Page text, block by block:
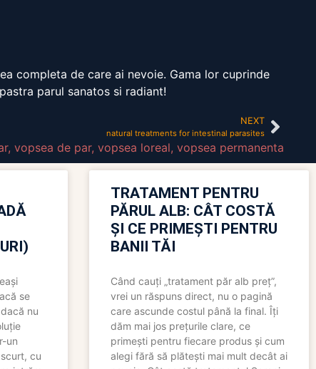
completa de care ai nevoie. Gama lor cuprinde
parul sanatos si radiant!
NEXT
natural treatments for intestinal parasites
, vopsea de par, vopsea loreal, vopsea permanenta
se
nu
un
cu
TRATAMENT PENTRU
PĂRUL ALB: CÂT COSTĂ
ȘI CE PRIMEȘTI PENTRU
BANII TĂI
Când cauți „tratament păr alb preț”,
vrei un răspuns direct, nu o pagină
care ascunde costul până la final. Îți
dăm mai jos prețurile clare, ce
primești pentru fiecare produs și cum
alegi fără să plătești mai mult decât ai